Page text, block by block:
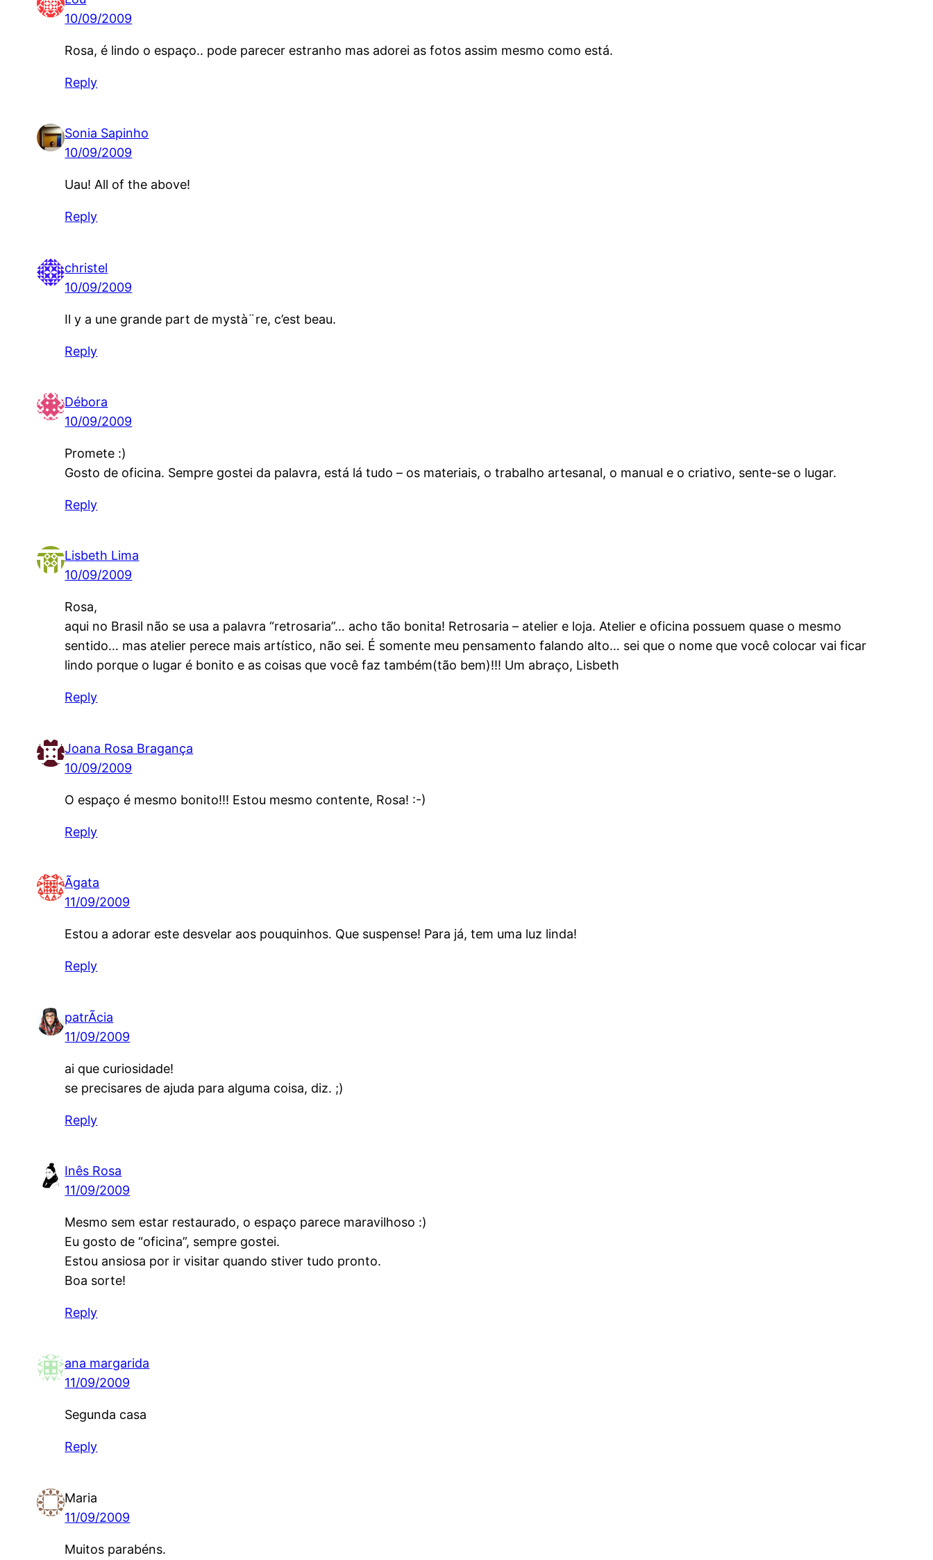
10/09/2009
Rosa, é lindo o espaço.. pode parecer estranho mas adorei as fotos assim mesmo como está.
Reply
Sonia Sapinho
10/09/2009
Uau! All of the above!
Reply
christel
10/09/2009
Il y a une grande part de mystà¨re, c’est beau.
Reply
Débora
10/09/2009
Promete :)
Gosto de oficina. Sempre gostei da palavra, está lá tudo – os materiais, o trabalho artesanal, o manual e o criativo, sente-se o lugar.
Reply
Lisbeth Lima
10/09/2009
Rosa,
aqui no Brasil não se usa a palavra “retrosaria”… acho tão bonita! Retrosaria – atelier e loja. Atelier e oficina possuem quase o mesmo
sentido… mas atelier perece mais artístico, não sei. É somente meu pensamento falando alto… sei que o nome que você colocar vai ficar
lindo porque o lugar é bonito e as coisas que você faz também(tão bem)!!! Um abraço, Lisbeth
Reply
Joana Rosa Bragança
10/09/2009
O espaço é mesmo bonito!!! Estou mesmo contente, Rosa! :-)
Reply
Ãgata
11/09/2009
Estou a adorar este desvelar aos pouquinhos. Que suspense! Para já, tem uma luz linda!
Reply
patrÃ­cia
11/09/2009
ai que curiosidade!
se precisares de ajuda para alguma coisa, diz. ;)
Reply
Inês Rosa
11/09/2009
Mesmo sem estar restaurado, o espaço parece maravilhoso :)
Eu gosto de “oficina”, sempre gostei.
Estou ansiosa por ir visitar quando stiver tudo pronto.
Boa sorte!
Reply
ana margarida
11/09/2009
Segunda casa
Reply
Maria
11/09/2009
Muitos parabéns.